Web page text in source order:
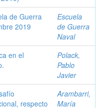
de Guerra
2019
Escuela
de Guerra
Naval
en el
Polack,
Pablo
Javier
respecto
Arambarri,
María